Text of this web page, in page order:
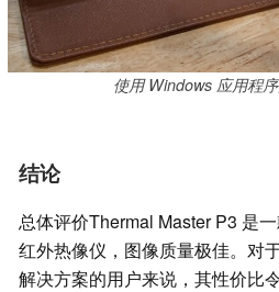
使用 Windows 应用程
结论
总体评价Thermal Master P3 是
红外热像仪，图像质量极佳。对
解决方案的用户来说，其性价比